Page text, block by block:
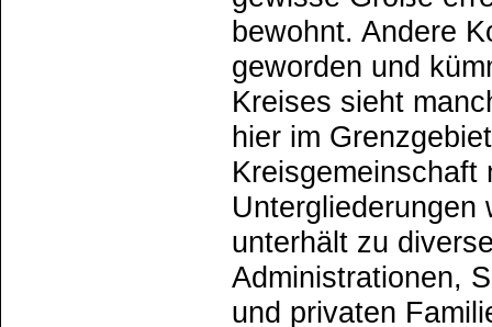
bewohnt. Andere
geworden und
Kreises sieht
hier im
Kreisgemeinschaft
Untergliederungen
unterhält zu
Administrationen,
und privaten